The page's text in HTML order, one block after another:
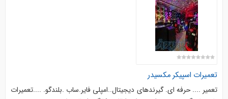
تعمیرات اسپیکر مکسیدر
تعمیر .... حرفه ای. گیرندهای دیجیتال..امپلی فایر.ساب .بلندگو. ....‌‌تعمیرات